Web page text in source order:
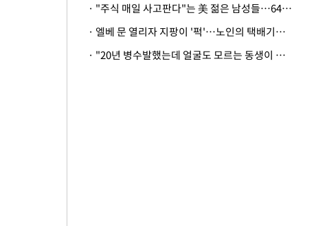
· "주식 매일 사고판다"는 美 젊은 남성들…64%가 "나는 인생의 패배자“
· 엘베 문 열리자 지팡이 '퍽'…노인의 택배기사 폭행 이유
· "20년 병수발했는데 얼굴도 모르는 동생이 유산 절반을"…배다른 형제 상속권 있을까